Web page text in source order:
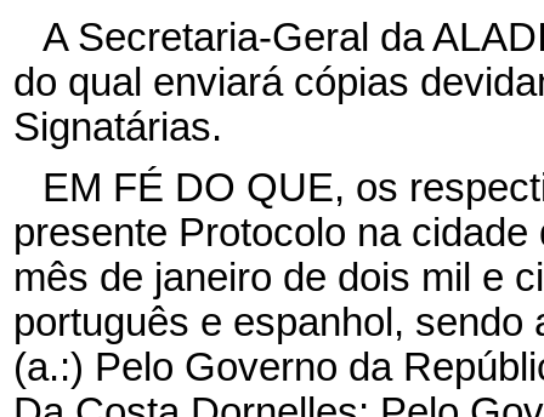
A Secretaria-Geral da
do qual enviará cópias
Signatárias.
EM FÉ DO QUE, os
presente Protocolo na
mês de janeiro de dois mil e
português e espanhol,
(a.:) Pelo Governo da